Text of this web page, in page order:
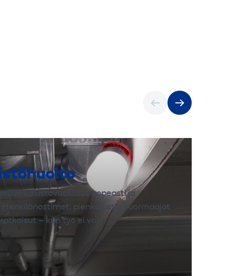
kalustovuokraus nopeasti ja
Henkilönostimet, pienkalusto, kuormaajat
– kun työ ei voi…